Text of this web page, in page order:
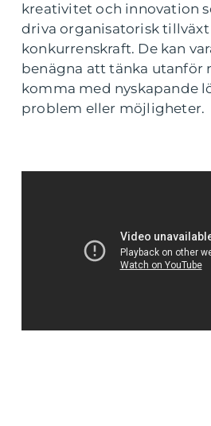
kreativitet och innovation
driva organisatorisk tillväxt
konkurrenskraft. De kan
benägna att tänka utanför
komma med nyskapande
problem eller möjligheter.